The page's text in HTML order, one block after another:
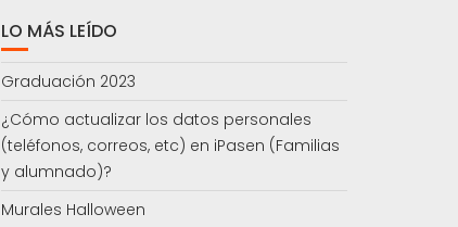
LO MÁS LEÍDO
Graduación 2023
¿Cómo actualizar los datos personales
(teléfonos, correos, etc) en iPasen (Familias
y alumnado)?
Murales Halloween